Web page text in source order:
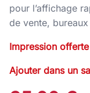
pour l’affichage
de vente,
Impression offerte
Ajouter dans un